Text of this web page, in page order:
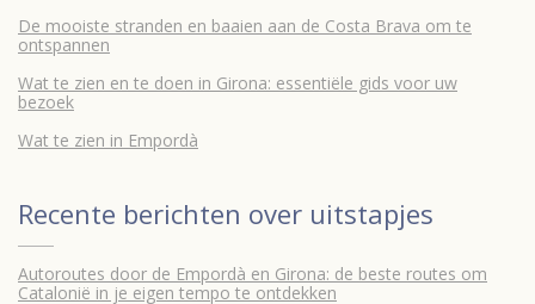
De mooiste stranden en baaien aan de Costa Brava om te
ontspannen
Wat te zien en te doen in Girona: essentiële gids voor uw
bezoek
Wat te zien in Empordà
Recente berichten over uitstapjes
Autoroutes door de Empordà en Girona: de beste routes om
Catalonië in je eigen tempo te ontdekken